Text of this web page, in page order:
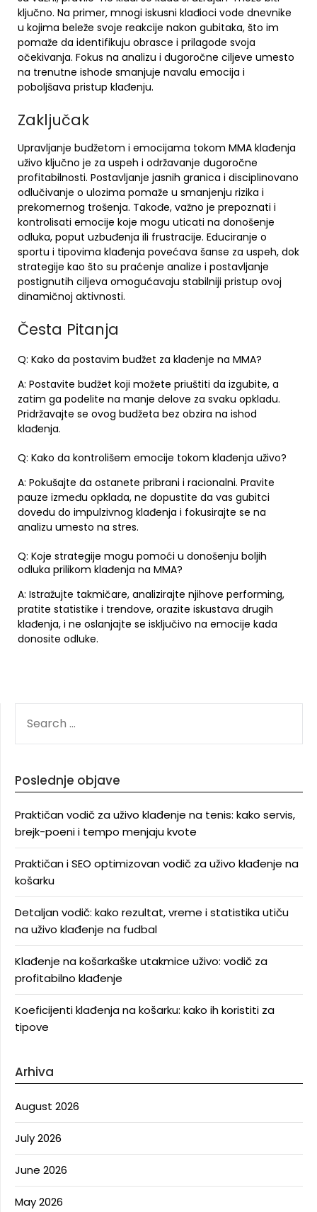
ključno. Na primer, mnogi iskusni klađioci vode dnevnike
u kojima beleže svoje reakcije nakon gubitaka, što im
pomaže da identifikuju obrasce i prilagode svoja
očekivanja. Fokus na analizu i dugoročne ciljeve umesto
na trenutne ishode smanjuje navalu emocija i
poboljšava pristup klađenju.
Zaključak
Upravljanje budžetom i emocijama tokom MMA klađenja
uživo ključno je za uspeh i održavanje dugoročne
profitabilnosti. Postavljanje jasnih granica i disciplinovano
odlučivanje o ulozima pomaže u smanjenju rizika i
prekomernog trošenja. Takođe, važno je prepoznati i
kontrolisati emocije koje mogu uticati na donošenje
odluka, poput uzbuđenja ili frustracije. Educiranje o
sportu i tipovima klađenja povećava šanse za uspeh, dok
strategije kao što su praćenje analize i postavljanje
postignutih ciljeva omogućavaju stabilniji pristup ovoj
dinamičnoj aktivnosti.
Česta Pitanja
Q: Kako da postavim budžet za klađenje na MMA?
A: Postavite budžet koji možete priuštiti da izgubite, a
zatim ga podelite na manje delove za svaku opkladu.
Pridržavajte se ovog budžeta bez obzira na ishod
klađenja.
Q: Kako da kontrolišem emocije tokom klađenja uživo?
A: Pokušajte da ostanete pribrani i racionalni. Pravite
pauze između opklada, ne dopustite da vas gubitci
dovedu do impulzivnog klađenja i fokusirajte se na
analizu umesto na stres.
Q: Koje strategije mogu pomoći u donošenju boljih
odluka prilikom klađenja na MMA?
A: Istražujte takmičare, analizirajte njihove performing,
pratite statistike i trendove, orazite iskustava drugih
klađenja, i ne oslanjajte se isključivo na emocije kada
donosite odluke.
FOR:
Poslednje objave
Praktičan vodič za uživo klađenje na tenis: kako servis,
brejk-poeni i tempo menjaju kvote
Praktičan i SEO optimizovan vodič za uživo klađenje na
košarku
Detaljan vodič: kako rezultat, vreme i statistika utiču
na uživo klađenje na fudbal
Klađenje na košarkaške utakmice uživo: vodič za
profitabilno klađenje
Koeficijenti klađenja na košarku: kako ih koristiti za
tipove
Arhiva
August 2026
July 2026
June 2026
May 2026